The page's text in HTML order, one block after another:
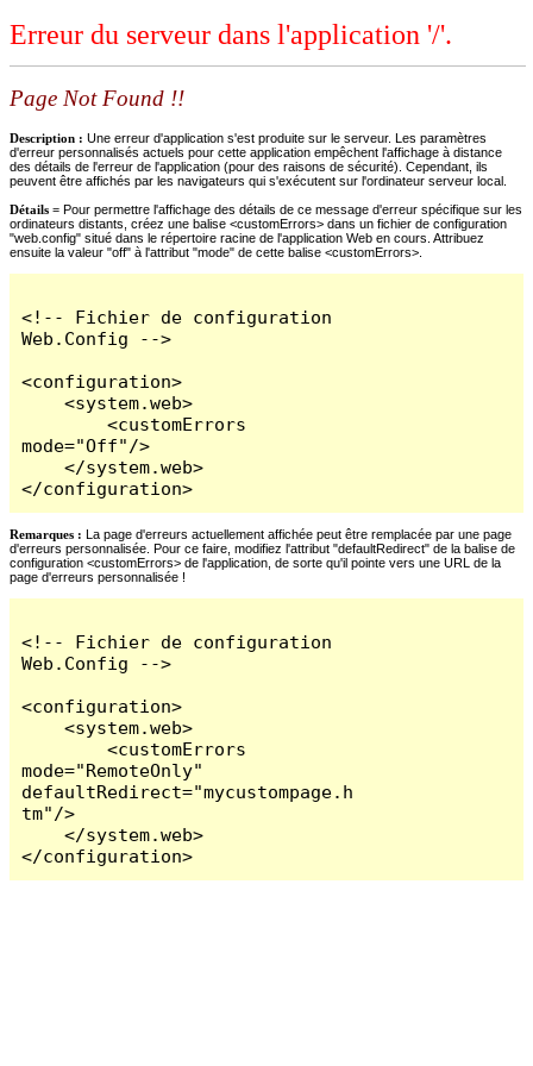
Erreur du serveur dans l'application '/'.
Page Not Found !!
Description : Une erreur d'application s'est produite sur le serveur. Les paramètres
d'erreur personnalisés actuels pour cette application empêchent l'affichage à distance
des détails de l'erreur de l'application (pour des raisons de sécurité). Cependant, ils
peuvent être affichés par les navigateurs qui s'exécutent sur l'ordinateur serveur local.
Détails = Pour permettre l'affichage des détails de ce message d'erreur spécifique sur les
ordinateurs distants, créez une balise <customErrors> dans un fichier de configuration
"web.config" situé dans le répertoire racine de l'application Web en cours. Attribuez
ensuite la valeur "off" à l'attribut "mode" de cette balise <customErrors>.
<!-- Fichier de configuration
Web.Config -->
<configuration>
    <system.web>
        <customErrors
mode="Off"/>
    </system.web>
</configuration>
Remarques : La page d'erreurs actuellement affichée peut être remplacée par une page
d'erreurs personnalisée. Pour ce faire, modifiez l'attribut "defaultRedirect" de la balise de
configuration <customErrors> de l'application, de sorte qu'il pointe vers une URL de la
page d'erreurs personnalisée !
<!-- Fichier de configuration
Web.Config -->
<configuration>
    <system.web>
        <customErrors
mode="RemoteOnly"
defaultRedirect="mycustompage.h
tm"/>
    </system.web>
</configuration>